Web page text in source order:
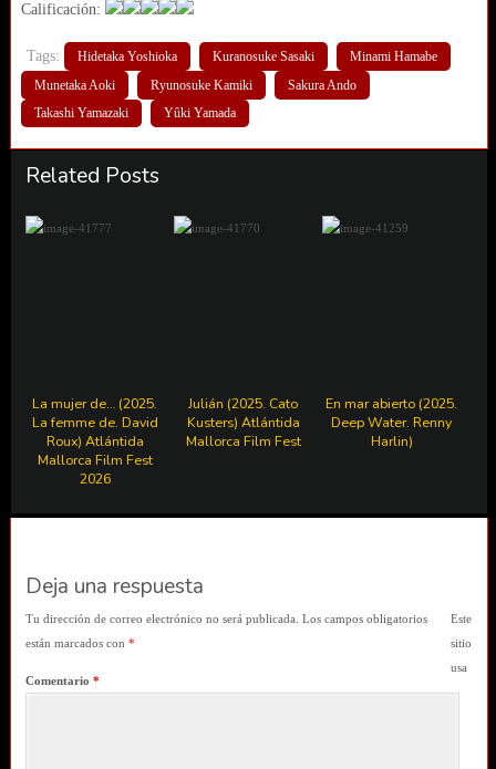
Calificación:
Tags: Hidetaka Yoshioka Kuranosuke Sasaki
Minami Hamabe
Munetaka Aoki
Ryunosuke Kamiki
Sakura Ando
Takashi Yamazaki
Yûki Yamada
Related Posts
La mujer de… (2025.
La femme de. David
Roux) Atlántida
Mallorca Film Fest
2026
Julián (2025. Cato
Kusters) Atlántida
Mallorca Film Fest
En mar abierto (2025.
Deep Water. Renny
Harlin)
Deja una respuesta
Tu dirección de correo electrónico no será publicada. Los campos obligatorios
están marcados con *
Comentario *
Este
sitio
usa